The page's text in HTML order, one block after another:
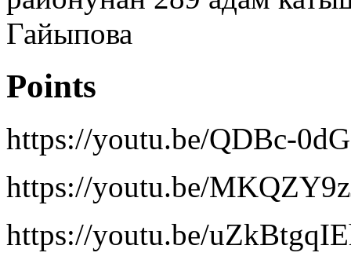
Гайыпова
Points
https://youtu.be/QDBc-
https://youtu.be/
https://youtu.be/